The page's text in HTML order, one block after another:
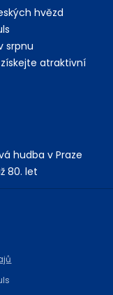
hvězd
srpnu
atraktivní
hudba v Praze
80. let